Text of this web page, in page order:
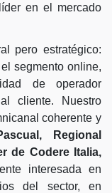
en el mercado
pero estratégico:
segmento online,
de operador
cliente. Nuestro
coherente y
Regional
de Codere Italia,
interesada en
del sector, en